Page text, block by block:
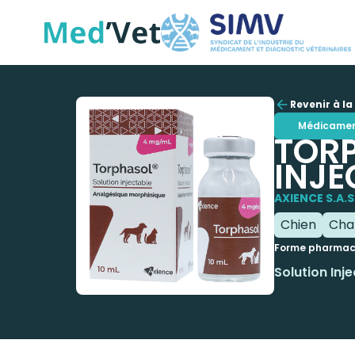
Revenir à
AXIENCE
Chien
Forme
Solution